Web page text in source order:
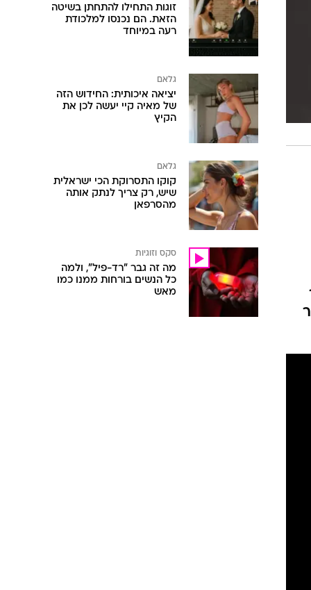
זוגות התחילו להתחתן בשיטה
הזאת. הם נכנסו למלכודת
רעה במיוחד
גלאם
יציאה איכותית: החידוש הזה
של מאיה קיי יעשה לכן את
הקיץ
גלאם
קוקו התסרוקת הכי ישראלית
שיש, רק צריך לנתק אותה
מהסרפאן
סקס וזוגיות
מה זה גבר "רד-פיל", ולמה
כל הנשים בורחות ממנו כמו
מאש